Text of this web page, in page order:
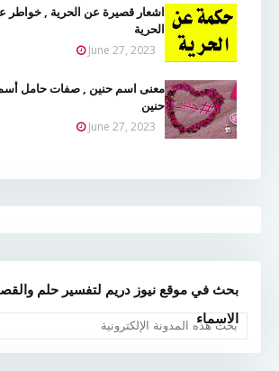
اشعار قصيرة عن الحرية , خواطر
الحرية
June 27, 2023
معنى اسم حنين , صفات حامل
حنين
June 27, 2023
بحث في موقع نيوز دريم لتفسير حلم
الاسماء